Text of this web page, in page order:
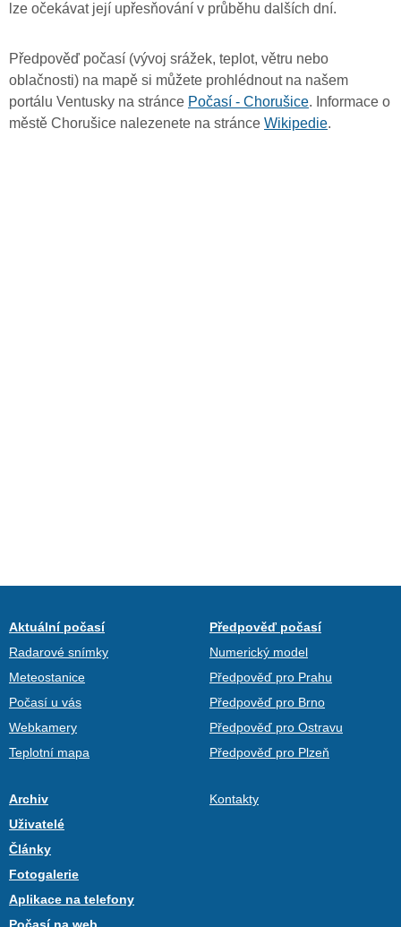
lze očekávat její upřesňování v průběhu dalších dní.
Předpověď počasí (vývoj srážek, teplot, větru nebo
oblačnosti) na mapě si můžete prohlédnout na našem
portálu Ventusky na stránce Počasí - Chorušice. Informace o
městě Chorušice nalezenete na stránce Wikipedie.
Aktuální počasí
Radarové snímky
Meteostanice
Počasí u vás
Webkamery
Teplotní mapa
Předpověď počasí
Numerický model
Předpověď pro Prahu
Předpověď pro Brno
Předpověď pro Ostravu
Předpověď pro Plzeň
Archiv
Uživatelé
Články
Fotogalerie
Aplikace na telefony
Kontakty